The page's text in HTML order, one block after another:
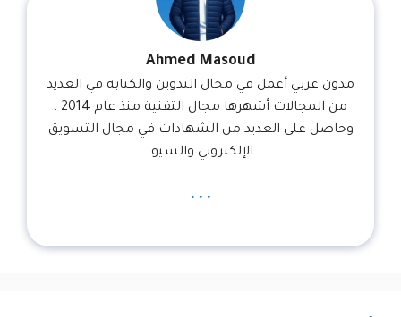
Ahmed Masoud
مدون عربي أعمل في مجال التدوين والكتابة في العديد
من المجالات أشهرها مجال التقنية منذ عام 2014 ،
وحاصل على العديد من الشهادات في مجال التسويق
الإلكتروني والسيو.
...